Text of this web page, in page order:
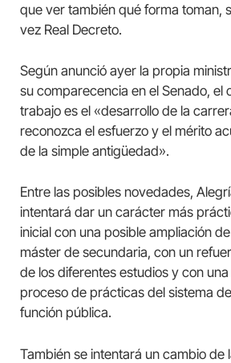
que ver también qué forma toman,
vez Real Decreto.
Según anunció ayer la propia
su comparecencia en el Senado, el
trabajo es el «desarrollo de la
reconozca el esfuerzo y el mérito
de la simple antigüedad».
Entre las posibles novedades,
intentará dar un carácter más
inicial con una posible ampliación
máster de secundaria, con un
de los diferentes estudios y con
proceso de prácticas del sistema
función pública.
También se intentará un cambio de